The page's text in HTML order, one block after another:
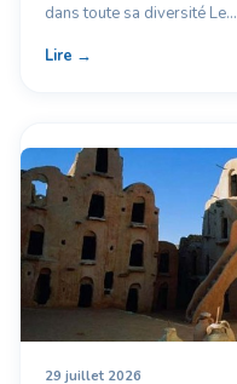
dans toute sa diversité Le…
Lire →
29 juillet 2026